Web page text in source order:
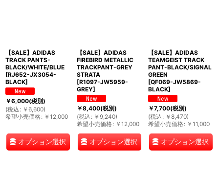
【SALE】ADIDAS
TRACK PANTS-
BLACK/WHITE/BLUE
[RJ652-JX3054-
BLACK]
￥6,000(税別)
(税込 : ￥ 6,600)
希望小売価格: ￥ 12,000
オプション選択
【SALE】ADIDAS
FIREBIRD METALLIC
TRACKPANT-GREY
STRATA
[R1097-JW5959-
GREY]
￥8,400(税別)
(税込 : ￥ 9,240)
希望小売価格: ￥ 12,000
オプション選択
【SALE】ADIDAS
TEAMGEIST TRACK
PANT-BLACK/SIGNAL
GREEN
[QF069-JW5869-
BLACK]
￥7,700(税別)
(税込 : ￥ 8,470)
希望小売価格: ￥ 11,000
オプション選択